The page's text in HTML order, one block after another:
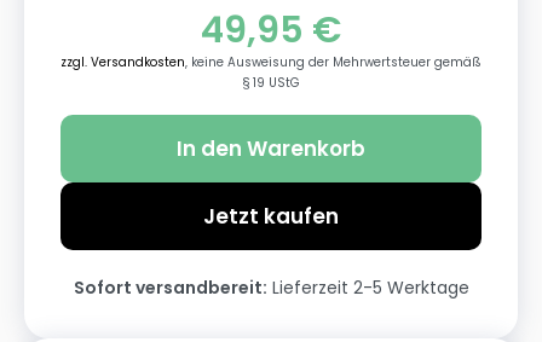
49,95 €
zzgl. Versandkosten, keine Ausweisung der Mehrwertsteuer gemäß
§ 19 UStG
In den Warenkorb
Jetzt kaufen
Sofort versandbereit: Lieferzeit 2-5 Werktage